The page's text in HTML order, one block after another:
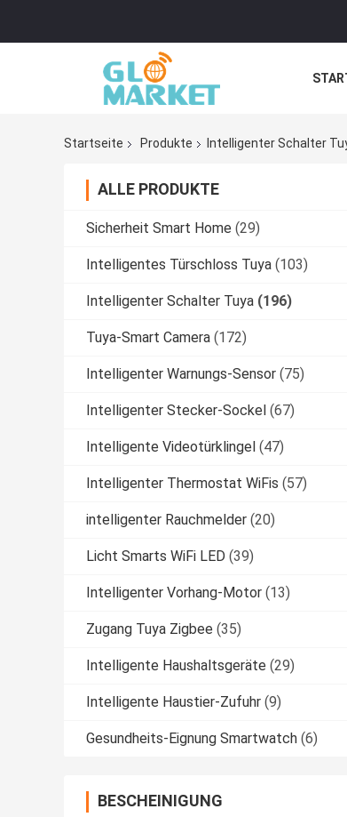
Startseite Produkte Intelligenter Schalter
ALLE PRODUKTE
Sicherheit Smart Home (29)
Intelligentes Türschloss Tuya (103)
Intelligenter Schalter Tuya (196)
Tuya-Smart Camera (172)
Intelligenter Warnungs-Sensor (75)
Intelligenter Stecker-Sockel (67)
Intelligente Videotürklingel (47)
Intelligenter Thermostat WiFis (57)
intelligenter Rauchmelder (20)
Licht Smarts WiFi LED (39)
Intelligenter Vorhang-Motor (13)
Zugang Tuya Zigbee (35)
Intelligente Haushaltsgeräte (29)
Intelligente Haustier-Zufuhr (9)
Gesundheits-Eignung Smartwatch (6)
BESCHEINIGUNG